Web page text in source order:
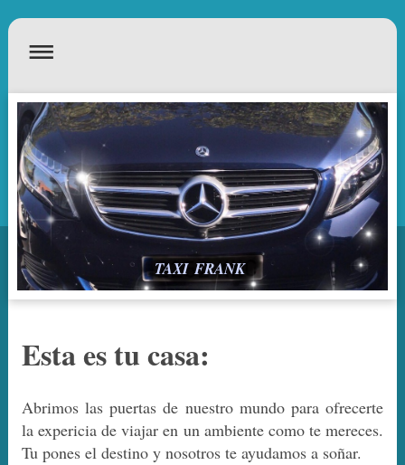
TAXI FRANK
Esta es tu casa:
Abrimos las puertas de nuestro mundo para ofrecerte
la expericia de viajar en un ambiente como te mereces.
Tu pones el destino y nosotros te ayudamos a soñar.